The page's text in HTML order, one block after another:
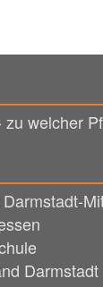
zu welcher
Darmstadt